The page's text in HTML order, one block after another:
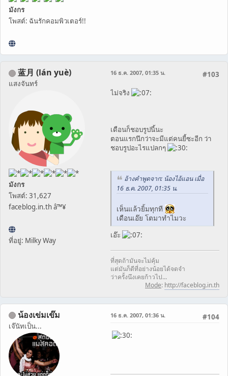
มังกร
โพสต์: ฉันรักคอมพิวเตอร์!!
蓝月 (lán yuè)
แสงจันทร์
มังกร
โพสต์: 31,627
faceblog.in.th â™¥
ที่อยู่: Milky Way
#103
16 ธ.ค. 2007, 01:35 น.
ไม่จริง
เดือนก็ชอบรูปนี้นะ
ตอนแรกนึกว่าจะมีแต่คนยี้ซะอีก ว่า
ชอบรูปอะไรแปลกๆ
อ้างคำพูดจาก: น้องไอ้แอน เมื่อ
16 ธ.ค. 2007, 01:35 น.
เห็นแล้วยิ้มทุกที
เดือนเอ๊ย โตมาทำไมวะ
เอ๊ะ
ที่สุดถ้ามันจะไม่คุ้ม
แต่มันก็ดีที่อย่างน้อยได้จดจำ
ว่าครั้งนึงเคยก้าวไป...
Mode: http://faceblog.in.th
น้องเข่มเข๊ม
เจ๊นัทเป็น...
#104
16 ธ.ค. 2007, 01:36 น.